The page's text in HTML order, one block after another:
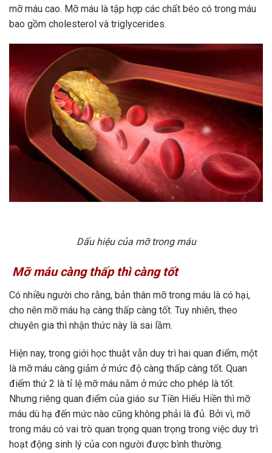
mỡ máu cao. Mỡ máu là tập hợp các chất béo có trong máu
bao gồm cholesterol và triglycerides.
Dấu hiệu của mỡ trong máu
Mỡ máu càng thấp thì càng tốt
Có nhiều người cho rằng, bản thân mỡ trong máu là có hại,
cho nên mỡ máu hạ càng thấp càng tốt. Tuy nhiên, theo
chuyên gia thì nhận thức này là sai lầm.
Hiện nay, trong giới học thuật vẫn duy trì hai quan điểm, một
là mỡ máu càng giảm ở mức độ càng thấp càng tốt. Quan
điểm thứ 2 là tỉ lệ mỡ máu nằm ở mức cho phép là tốt.
Nhưng riêng quan điểm của giáo sư Tiền Hiếu Hiền thì mỡ
máu dù hạ đến mức nào cũng không phải là đủ. Bởi vì, mỡ
trong máu có vai trò quan trọng quan trọng trong việc duy trì
hoạt động sinh lý của con người được bình thường.